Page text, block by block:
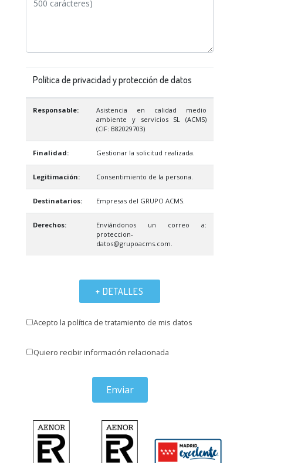
Política de privacidad y protección de datos
Responsable:
Asistencia en calidad medio
ambiente y servicios SL (ACMS)
(CIF: B82029703)
Finalidad: Gestionar la solicitud realizada.
Legitimación: Consentimiento de la persona.
Destinatarios: Empresas del GRUPO ACMS.
Derechos:
Enviándonos un correo a:
proteccion-
datos@grupoacms.com.
+ DETALLES
Acepto la política de tratamiento de mis datos
Quiero recibir información relacionada
Enviar